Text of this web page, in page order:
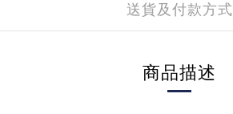
送貨及付款方式
商品描述